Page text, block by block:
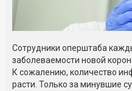
Сотрудники оперштаба
заболеваемости новой
К сожалению, количество
расти. Только за минувшие